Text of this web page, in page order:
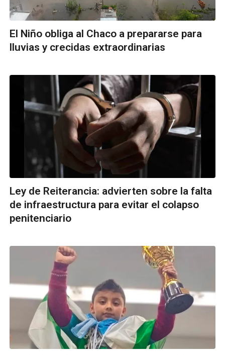
El Niño obliga al Chaco a prepararse para
lluvias y crecidas extraordinarias
Ley de Reiterancia: advierten sobre la falta
de infraestructura para evitar el colapso
penitenciario